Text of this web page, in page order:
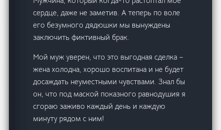
сердце, даже не заметив. А теперь по воле
его безумного дядюшки мы вынуждены
заключить фиктивный брак.
Мой муж уверен, что это выгодная сделка –
жена холодна, хорошо воспитана и не будет
досаждать неуместными чувствами. Знал бы
он, что под маской показного равнодушия я
сгораю заживо каждый день и каждую
минуту рядом с ним!